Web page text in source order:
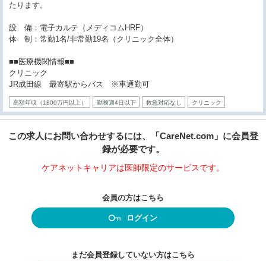
たります。
設 備：電子カルテ（メディコムHRF）
体 制：常勤1名/非常勤19名（クリニック全体）
■■医療機関情報■■
クリニック
JR成田線 最寄駅からバス ※車通勤可
高額年収（1800万円以上） 勤務週4日以下 救急対応なし クリニック
この求人にお問い合わせするには、「CareNet.com」に会員登
録が必要です。
ケアネットキャリアは医師限定のサービスです。
会員の方はこちら
ログイン
まだ会員登録していない方はこちら